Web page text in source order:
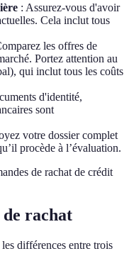
: Assurez-vous d'avoir
Cela inclut tous
les offres de
Portez attention au
qui inclut tous les coûts
d'identité,
sont
votre dossier complet
procède à l’évaluation.
de rachat de crédit
de rachat
différences entre trois